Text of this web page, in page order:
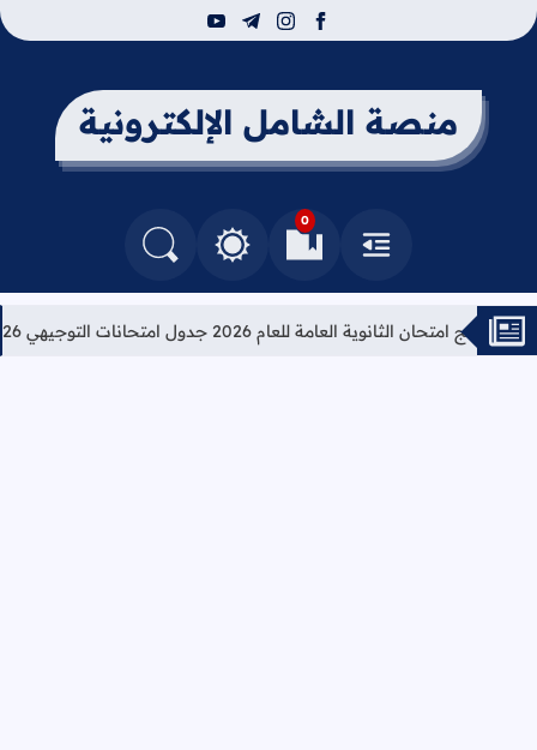
facebook
instagram
telegram
youtube
منصة الشامل الإلكترونية
القائمة
0
العلامات المرجعيةالتغيير بين الوضع النهاري والداكن
البحث في المدونة
برنامج امتحان الثانوية العامة للعام 2026 جدول امتحانات التوجيهي 2026